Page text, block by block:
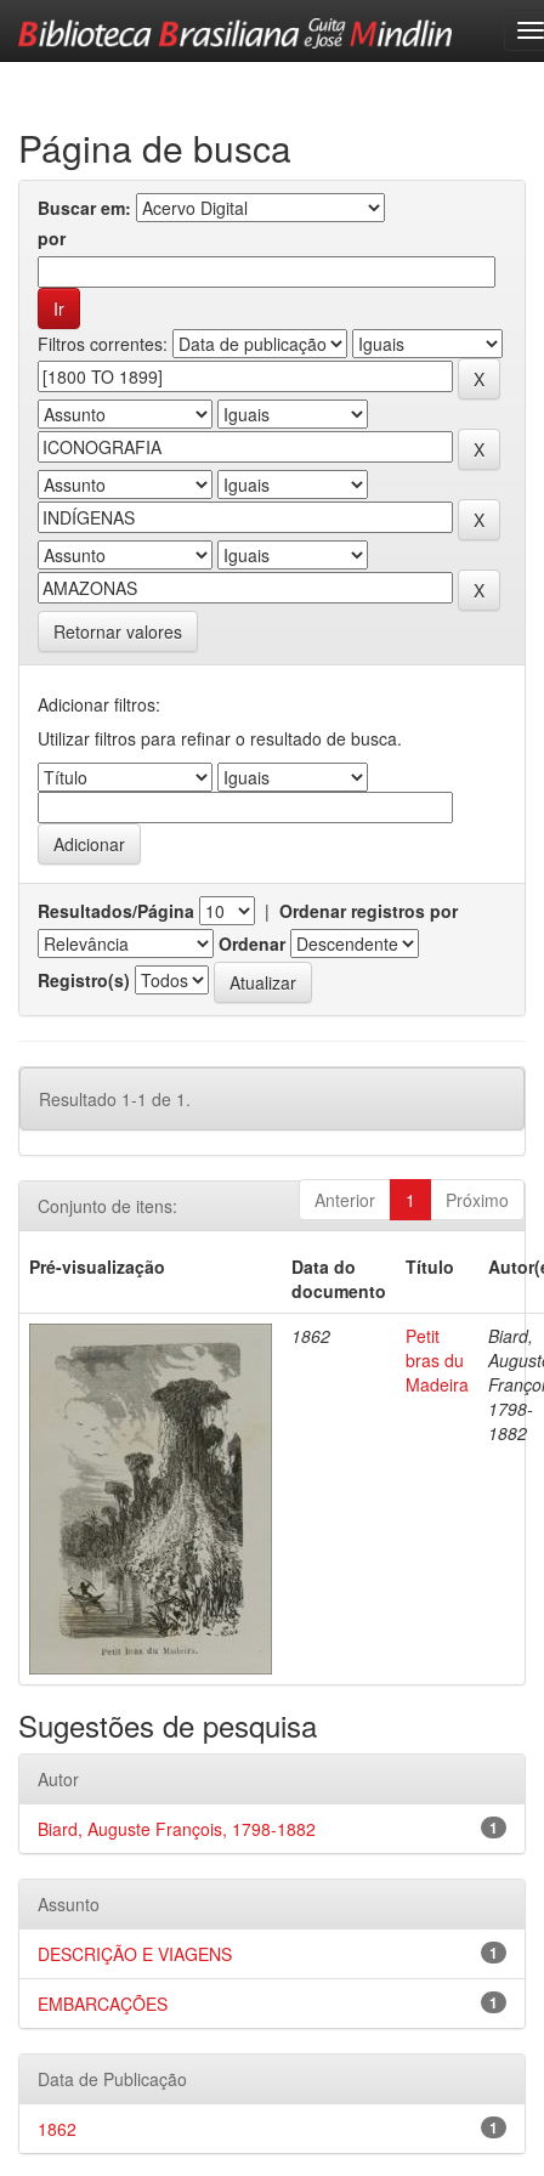
Página de busca
Buscar em:
por
Filtros correntes:
Retornar valores
Adicionar filtros:
Utilizar filtros para refinar o resultado de busca.
Resultados/Página | Ordenar registros por
Ordenar
Registro(s)
Resultado 1-1 de 1.
Anterior 1 Próximo
Conjunto de itens:
Pré-visualização
Data do
documento
Título
1862
Petit
bras du
Madeira
Biard,
1798-
1882
Sugestões de pesquisa
Autor
1
Biard, Auguste François, 1798-1882
Assunto
1
DESCRIÇÃO E VIAGENS
1
EMBARCAÇÕES
Data de Publicação
1
1862